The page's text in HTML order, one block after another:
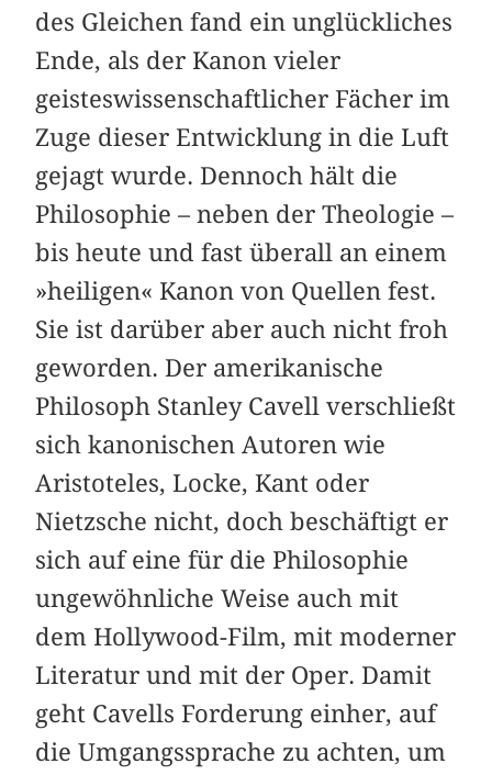
des Gleichen fand ein unglückliches
Ende, als der Kanon vieler
geisteswissenschaftlicher Fächer im
Zuge dieser Entwicklung in die Luft
gejagt wurde. Dennoch hält die
Philosophie – neben der Theologie –
bis heute und fast überall an einem
»heiligen« Kanon von Quellen fest.
Sie ist darüber aber auch nicht froh
geworden. Der amerikanische
Philosoph Stanley Cavell verschließt
sich kanonischen Autoren wie
Aristoteles, Locke, Kant oder
Nietzsche nicht, doch beschäftigt er
sich auf eine für die Philosophie
ungewöhnliche Weise auch mit
dem Hollywood-Film, mit moderner
Literatur und mit der Oper. Damit
geht Cavells Forderung einher, auf
die Umgangssprache zu achten, um